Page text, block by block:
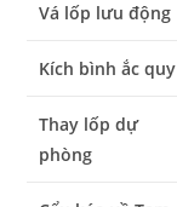
Vá lốp lưu động
Kích bình ắc quy
Thay lốp dự
phòng